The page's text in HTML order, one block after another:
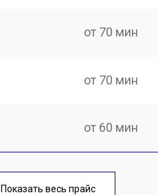
от 70 мин
от 70 мин
от 60 мин
от 70 мин
Показать весь прайс